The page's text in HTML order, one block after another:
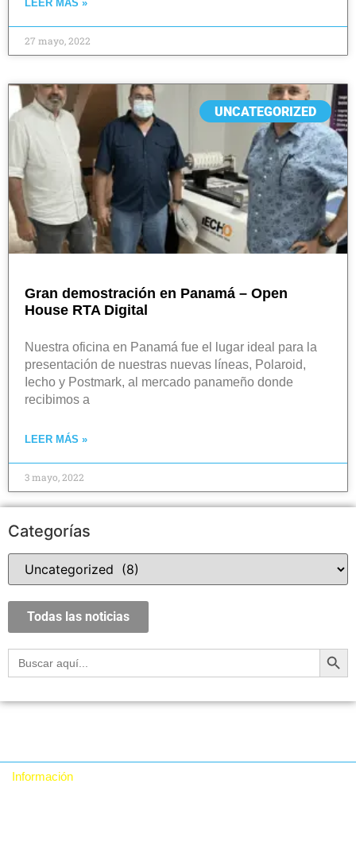
LEER MÁS »
27 mayo, 2022
UNCATEGORIZED
Gran demostración en Panamá – Open
House RTA Digital
Nuestra oficina en Panamá fue el lugar ideal para la
presentación de nuestras nuevas líneas, Polaroid,
Iecho y Postmark, al mercado panameño donde
recibimos a
LEER MÁS »
3 mayo, 2022
Categorías
Todas las noticias
Buscar:
Información